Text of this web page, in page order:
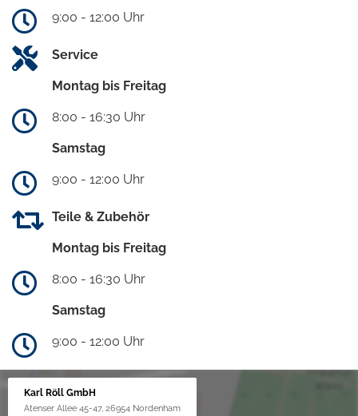
9:00 - 12:00 Uhr
Service
Montag bis Freitag
8:00 - 16:30 Uhr
Samstag
9:00 - 12:00 Uhr
Teile & Zubehör
Montag bis Freitag
8:00 - 16:30 Uhr
Samstag
9:00 - 12:00 Uhr
Karl Röll GmbH
Atenser Allee 45-47, 26954 Nordenham